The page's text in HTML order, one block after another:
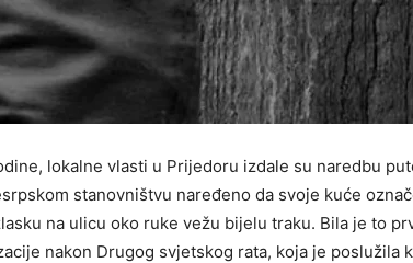
lokalne vlasti u Prijedoru izdale su naredbu
stanovništvu naređeno da svoje kuće
na ulicu oko ruke vežu bijelu traku. Bila je to
nakon Drugog svjetskog rata, koja je poslužila